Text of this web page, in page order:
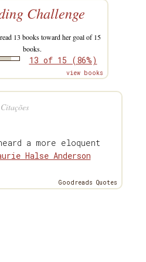
Challenge
13 books toward her goal of 15
books.
13 of 15 (86%)
view books
Citações
a more eloquent
Halse Anderson
Goodreads Quotes